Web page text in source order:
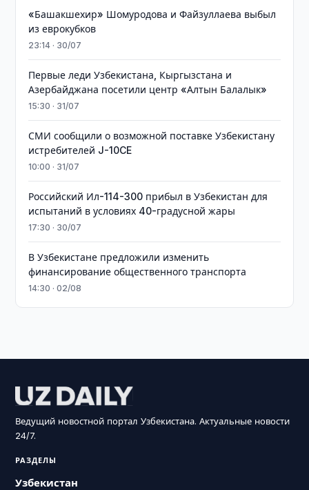
«Башакшехир» Шомуродова и Файзуллаева выбыл
из еврокубков
23:14 · 30/07
Первые леди Узбекистана, Кыргызстана и
Азербайджана посетили центр «Алтын Балалык»
15:30 · 31/07
СМИ сообщили о возможной поставке Узбекистану
истребителей J-10CE
10:00 · 31/07
Российский Ил-114-300 прибыл в Узбекистан для
испытаний в условиях 40-градусной жары
17:30 · 30/07
В Узбекистане предложили изменить
финансирование общественного транспорта
14:30 · 02/08
Ведущий новостной портал Узбекистана. Актуальные новости
24/7.
РАЗДЕЛЫ
Узбекистан